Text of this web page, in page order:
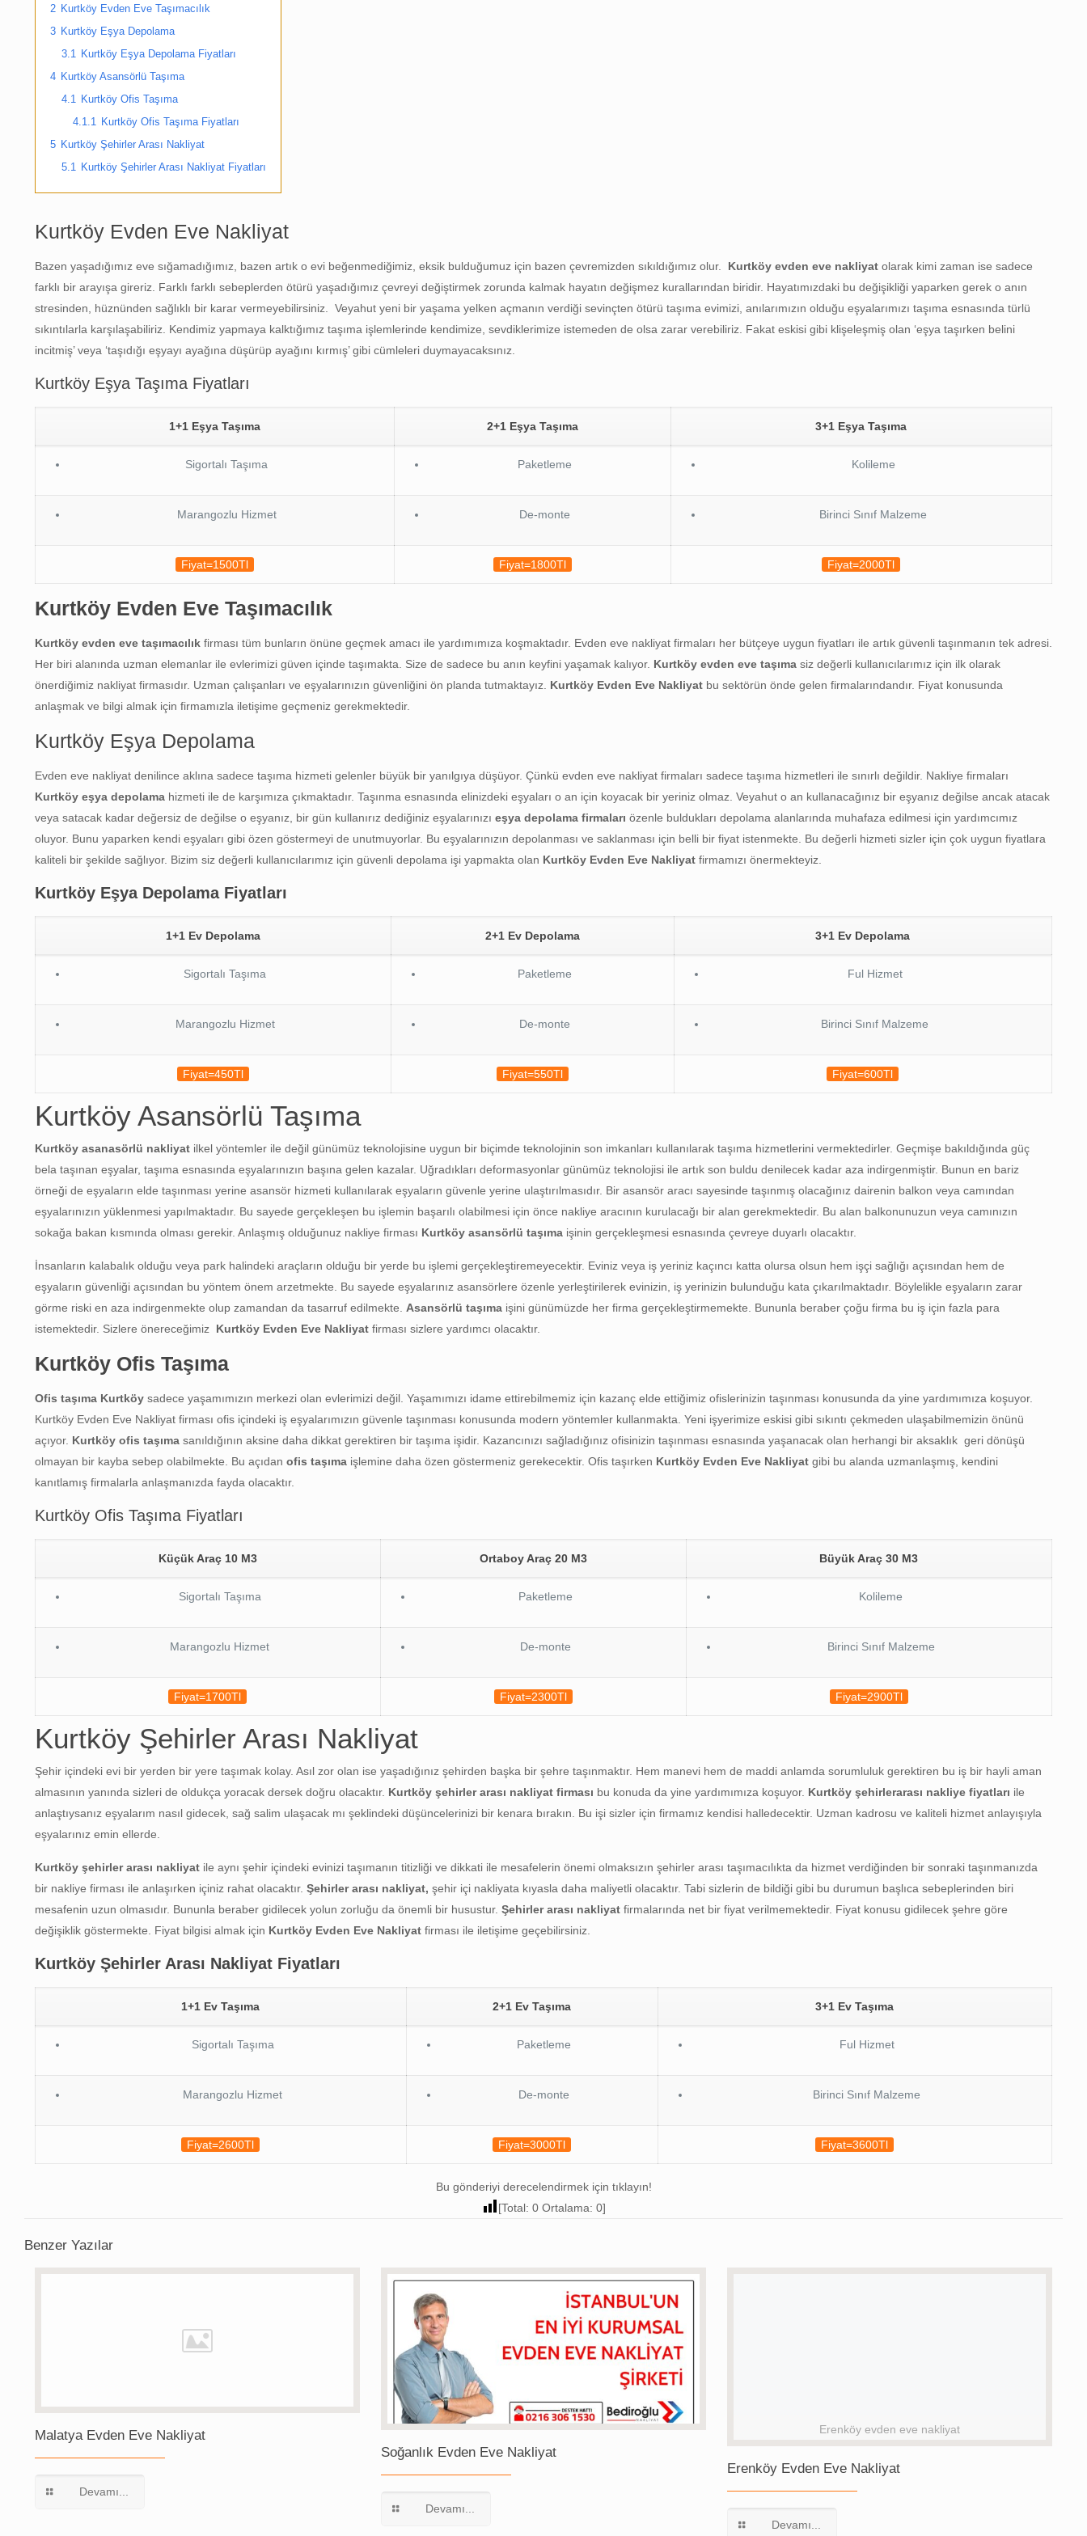
2 Kurtköy Evden Eve Taşımacılık
3 Kurtköy Eşya Depolama
3.1 Kurtköy Eşya Depolama Fiyatları
4 Kurtköy Asansörlü Taşıma
4.1 Kurtköy Ofis Taşıma
4.1.1 Kurtköy Ofis Taşıma Fiyatları
5 Kurtköy Şehirler Arası Nakliyat
5.1 Kurtköy Şehirler Arası Nakliyat Fiyatları
Kurtköy Evden Eve Nakliyat
Bazen yaşadığımız eve sığamadığımız, bazen artık o evi beğenmediğimiz, eksik bulduğumuz için bazen çevremizden sıkıldığımız olur. Kurtköy evden eve nakliyatolarak kimi zaman ise sadece
farklı bir arayışa gireriz. Farklı farklı sebeplerden ötürü yaşadığımız çevreyi değiştirmek zorunda kalmak hayatın değişmez kurallarından biridir. Hayatımızdaki bu değişikliği yaparken gerek o anın
stresinden, hüznünden sağlıklı bir karar vermeyebilirsiniz. Veyahut yeni bir yaşama yelken açmanın verdiği sevinçten ötürü taşıma evimizi, anılarımızın olduğu eşyalarımızı taşıma esnasında türlü
sıkıntılarla karşılaşabiliriz. Kendimiz yapmaya kalktığımız taşıma işlemlerinde kendimize, sevdiklerimize istemeden de olsa zarar verebiliriz. Fakat eskisi gibi klişeleşmiş olan ‘eşya taşırken belini
incitmiş’ veya ‘taşıdığı eşyayı ayağına düşürüp ayağını kırmış’ gibi cümleleri duymayacaksınız.
Kurtköy Eşya Taşıma Fiyatları
1+1 Eşya Taşıma 2+1 Eşya Taşıma 3+1 Eşya Taşıma
Sigortalı Taşıma Paketleme Kolileme
Marangozlu Hizmet De-monte Birinci Sınıf Malzeme
Fiyat=1500Tl Fiyat=1800Tl Fiyat=2000Tl
Kurtköy Evden Eve Taşımacılık
Kurtköy evden eve taşımacılık firması tüm bunların önüne geçmek amacı ile yardımımıza koşmaktadır. Evden eve nakliyat firmaları her bütçeye uygun fiyatları ile artık güvenli taşınmanın tek adresi.
Her biri alanında uzman elemanlar ile evlerimizi güven içinde taşımakta. Size de sadece bu anın keyfini yaşamak kalıyor. Kurtköy evden eve taşıma siz değerli kullanıcılarımız için ilk olarak
önerdiğimiz nakliyat firmasıdır. Uzman çalışanları ve eşyalarınızın güvenliğini ön planda tutmaktayız. Kurtköy Evden Eve Nakliyatbu sektörün önde gelen firmalarındandır. Fiyat konusunda
anlaşmak ve bilgi almak için firmamızla iletişime geçmeniz gerekmektedir.
Kurtköy Eşya Depolama
Evden eve nakliyat denilince aklına sadece taşıma hizmeti gelenler büyük bir yanılgıya düşüyor. Çünkü evden eve nakliyat firmaları sadece taşıma hizmetleri ile sınırlı değildir. Nakliye firmaları
Kurtköy eşya depolamahizmeti ile de karşımıza çıkmaktadır. Taşınma esnasında elinizdeki eşyaları o an için koyacak bir yeriniz olmaz. Veyahut o an kullanacağınız bir eşyanız değilse ancak atacak
veya satacak kadar değersiz de değilse o eşyanız, bir gün kullanırız dediğiniz eşyalarınızı eşya depolama firmaları özenle buldukları depolama alanlarında muhafaza edilmesi için yardımcımız
oluyor. Bunu yaparken kendi eşyaları gibi özen göstermeyi de unutmuyorlar. Bu eşyalarınızın depolanması ve saklanması için belli bir fiyat istenmekte. Bu değerli hizmeti sizler için çok uygun fiyatlara
kaliteli bir şekilde sağlıyor. Bizim siz değerli kullanıcılarımız için güvenli depolama işi yapmakta olan Kurtköy Evden Eve Nakliyat firmamızı önermekteyiz.
Kurtköy Eşya Depolama Fiyatları
1+1 Ev Depolama 2+1 Ev Depolama 3+1 Ev Depolama
Sigortalı Taşıma Paketleme Ful Hizmet
Marangozlu Hizmet De-monte Birinci Sınıf Malzeme
Fiyat=450Tl Fiyat=550Tl Fiyat=600Tl
Kurtköy Asansörlü Taşıma
Kurtköy asanasörlü nakliyatilkel yöntemler ile değil günümüz teknolojisine uygun bir biçimde teknolojinin son imkanları kullanılarak taşıma hizmetlerini vermektedirler. Geçmişe bakıldığında güç
bela taşınan eşyalar, taşıma esnasında eşyalarınızın başına gelen kazalar. Uğradıkları deformasyonlar günümüz teknolojisi ile artık son buldu denilecek kadar aza indirgenmiştir. Bunun en bariz
örneği de eşyaların elde taşınması yerine asansör hizmeti kullanılarak eşyaların güvenle yerine ulaştırılmasıdır. Bir asansör aracı sayesinde taşınmış olacağınız dairenin balkon veya camından
eşyalarınızın yüklenmesi yapılmaktadır. Bu sayede gerçekleşen bu işlemin başarılı olabilmesi için önce nakliye aracının kurulacağı bir alan gerekmektedir. Bu alan balkonunuzun veya camınızın
sokağa bakan kısmında olması gerekir. Anlaşmış olduğunuz nakliye firması Kurtköy asansörlü taşıma işinin gerçekleşmesi esnasında çevreye duyarlı olacaktır.
İnsanların kalabalık olduğu veya park halindeki araçların olduğu bir yerde bu işlemi gerçekleştiremeyecektir. Eviniz veya iş yeriniz kaçıncı katta olursa olsun hem işçi sağlığı açısından hem de
eşyaların güvenliği açısından bu yöntem önem arzetmekte. Bu sayede eşyalarınız asansörlere özenle yerleştirilerek evinizin, iş yerinizin bulunduğu kata çıkarılmaktadır. Böylelikle eşyaların zarar
görme riski en aza indirgenmekte olup zamandan da tasarruf edilmekte. Asansörlü taşımaişini günümüzde her firma gerçekleştirmemekte. Bununla beraber çoğu firma bu iş için fazla para
istemektedir. Sizlere önereceğimiz Kurtköy Evden Eve Nakliyat firması sizlere yardımcı olacaktır.
Kurtköy Ofis Taşıma
Ofis taşıma Kurtköysadece yaşamımızın merkezi olan evlerimizi değil. Yaşamımızı idame ettirebilmemiz için kazanç elde ettiğimiz ofislerinizin taşınması konusunda da yine yardımımıza koşuyor.
Kurtköy Evden Eve Nakliyat firması ofis içindeki iş eşyalarımızın güvenle taşınması konusunda modern yöntemler kullanmakta. Yeni işyerimize eskisi gibi sıkıntı çekmeden ulaşabilmemizin önünü
açıyor. Kurtköy ofis taşımasanıldığının aksine daha dikkat gerektiren bir taşıma işidir. Kazancınızı sağladığınız ofisinizin taşınması esnasında yaşanacak olan herhangi bir aksaklık geri dönüşü
olmayan bir kayba sebep olabilmekte. Bu açıdan ofis taşıma işlemine daha özen göstermeniz gerekecektir. Ofis taşırken Kurtköy Evden Eve Nakliyatgibi bu alanda uzmanlaşmış, kendini
kanıtlamış firmalarla anlaşmanızda fayda olacaktır.
Kurtköy Ofis Taşıma Fiyatları
Küçük Araç 10 M3 Ortaboy Araç 20 M3 Büyük Araç 30 M3
Sigortalı Taşıma Paketleme Kolileme
Marangozlu Hizmet De-monte Birinci Sınıf Malzeme
Fiyat=1700Tl Fiyat=2300Tl Fiyat=2900Tl
Kurtköy Şehirler Arası Nakliyat
Şehir içindeki evi bir yerden bir yere taşımak kolay. Asıl zor olan ise yaşadığınız şehirden başka bir şehre taşınmaktır. Hem manevi hem de maddi anlamda sorumluluk gerektiren bu iş bir hayli aman
almasının yanında sizleri de oldukça yoracak dersek doğru olacaktır. Kurtköy şehirler arası nakliyat firması bu konuda da yine yardımımıza koşuyor. Kurtköy şehirlerarası nakliye fiyatları ile
anlaştıysanız eşyalarım nasıl gidecek, sağ salim ulaşacak mı şeklindeki düşüncelerinizi bir kenara bırakın. Bu işi sizler için firmamız kendisi halledecektir. Uzman kadrosu ve kaliteli hizmet anlayışıyla
eşyalarınız emin ellerde.
Kurtköy şehirler arası nakliyatile aynı şehir içindeki evinizi taşımanın titizliği ve dikkati ile mesafelerin önemi olmaksızın şehirler arası taşımacılıkta da hizmet verdiğinden bir sonraki taşınmanızda
bir nakliye firması ile anlaşırken içiniz rahat olacaktır. Şehirler arası nakliyat, şehir içi nakliyata kıyasla daha maliyetli olacaktır. Tabi sizlerin de bildiği gibi bu durumun başlıca sebeplerinden biri
mesafenin uzun olmasıdır. Bununla beraber gidilecek yolun zorluğu da önemli bir husustur. Şehirler arası nakliyat firmalarında net bir fiyat verilmemektedir. Fiyat konusu gidilecek şehre göre
değişiklik göstermekte. Fiyat bilgisi almak için Kurtköy Evden Eve Nakliyat firması ile iletişime geçebilirsiniz.
Kurtköy Şehirler Arası Nakliyat Fiyatları
1+1 Ev Taşıma 2+1 Ev Taşıma 3+1 Ev Taşıma
Sigortalı Taşıma Paketleme Ful Hizmet
Marangozlu Hizmet De-monte Birinci Sınıf Malzeme
Fiyat=2600Tl Fiyat=3000Tl Fiyat=3600Tl
Bu gönderiyi derecelendirmek için tıklayın!
[Total: 0Ortalama: 0]
Benzer Yazılar
Malatya Evden Eve Nakliyat
Devamı...
Soğanlık Evden Eve Nakliyat
Devamı...
Erenköy evden eve nakliyat
Erenköy Evden Eve Nakliyat
Devamı...